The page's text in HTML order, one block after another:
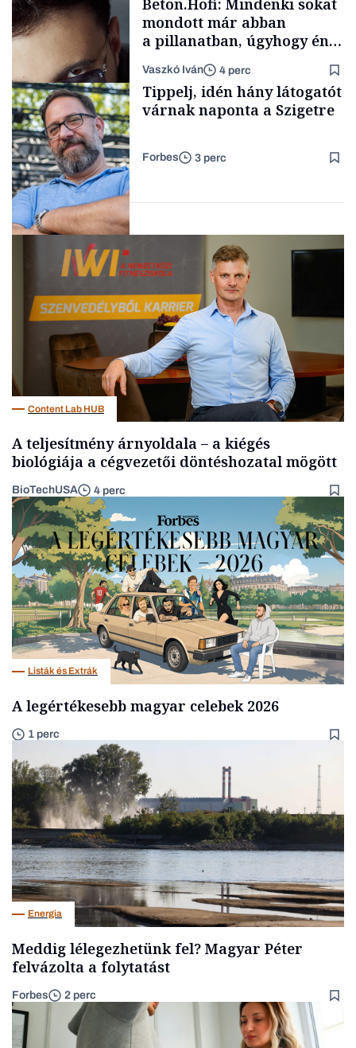
TÁMOGATÓI
TARTALOM
Forbes-sztori
Beton.Hofi: Mindenki sokat
mondott már abban
a pillanatban, úgyhogy én
a legsarkosabb
gondolataimat akartam
kimondani
Vaszkó Iván 4 perc
Tippelj, idén hány látogatót
várnak naponta a Szigetre
Forbes 3 perc
Content Lab HUB
A teljesítmény árnyoldala – a kiégés
biológiája a cégvezetői döntéshozatal mögött
BioTechUSA 4 perc
Listák és Extrák
A legértékesebb magyar celebek 2026
1 perc
Energia
Meddig lélegezhetünk fel? Magyar Péter
felvázolta a folytatást
Forbes 2 perc